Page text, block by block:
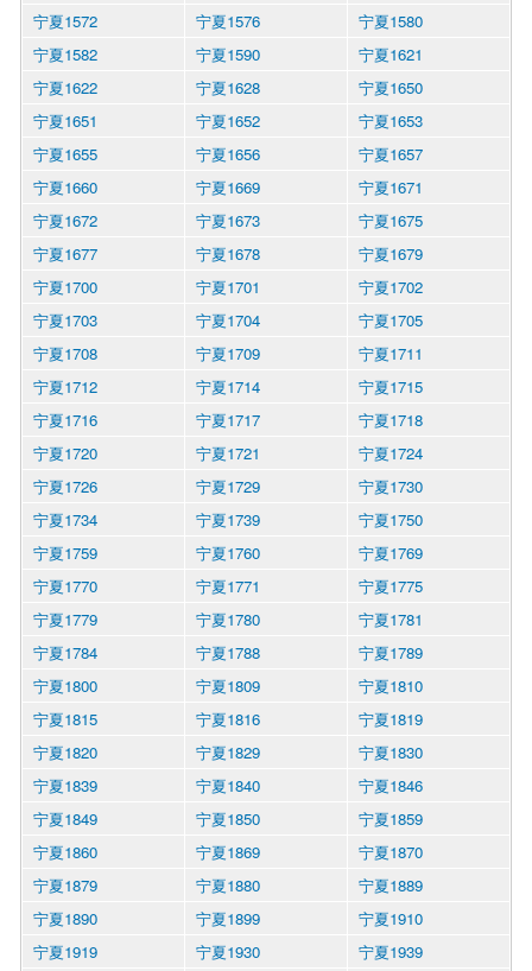
宁夏1572
宁夏1576
宁夏1580
宁夏1582
宁夏1590
宁夏1621
宁夏1622
宁夏1628
宁夏1650
宁夏1651
宁夏1652
宁夏1653
宁夏1655
宁夏1656
宁夏1657
宁夏1660
宁夏1669
宁夏1671
宁夏1672
宁夏1673
宁夏1675
宁夏1677
宁夏1678
宁夏1679
宁夏1700
宁夏1701
宁夏1702
宁夏1703
宁夏1704
宁夏1705
宁夏1708
宁夏1709
宁夏1711
宁夏1712
宁夏1714
宁夏1715
宁夏1716
宁夏1717
宁夏1718
宁夏1720
宁夏1721
宁夏1724
宁夏1726
宁夏1729
宁夏1730
宁夏1734
宁夏1739
宁夏1750
宁夏1759
宁夏1760
宁夏1769
宁夏1770
宁夏1771
宁夏1775
宁夏1779
宁夏1780
宁夏1781
宁夏1784
宁夏1788
宁夏1789
宁夏1800
宁夏1809
宁夏1810
宁夏1815
宁夏1816
宁夏1819
宁夏1820
宁夏1829
宁夏1830
宁夏1839
宁夏1840
宁夏1846
宁夏1849
宁夏1850
宁夏1859
宁夏1860
宁夏1869
宁夏1870
宁夏1879
宁夏1880
宁夏1889
宁夏1890
宁夏1899
宁夏1910
宁夏1919
宁夏1930
宁夏1939